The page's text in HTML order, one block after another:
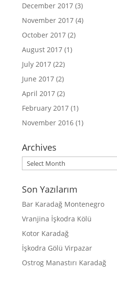
December 2017(3)
November 2017(4)
October 2017(2)
August 2017(1)
July 2017(22)
June 2017(2)
April 2017(2)
February 2017(1)
November 2016(1)
Archives
Archives
Son Yazılarım
Bar Karadağ Montenegro
Vranjina İşkodra Kölü
Kotor Karadağ
İşkodra Gölü Virpazar
Ostrog Manastırı Karadağ